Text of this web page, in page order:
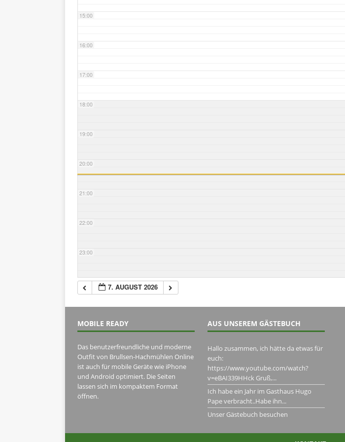
15:00
16:00
17:00
18:00
19:00
20:00
21:00
22:00
23:00
7. AUGUST 2026
MOBILE READY
Das benutzerfreundliche und moderne
Outfit von Brullsen-Hachmühlen Online
ist auch für mobile Geräte wie iPhone
und Android optimiert. Die Seiten
lassen sich im kompaktem Format
öffnen.
AUS UNSEREM GÄSTEBUCH
Hallo zusammen, ich hätte da etwas für
euch:
https://www.youtube.com/watch?
v=eBAI339HHck Gruß,...
Ich habe ein Jahr im Gasthaus Hugo
Pape verbracht..Habe ihn...
Unser Gästebuch besuchen